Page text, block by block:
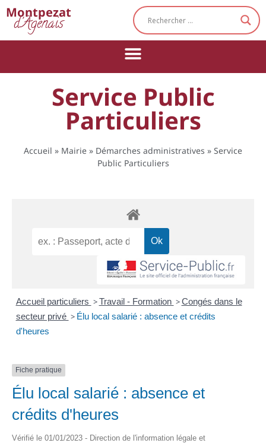
Montpezat
d'Agenais
Service Public
Particuliers
Accueil » Mairie » Démarches administratives » Service
Public Particuliers
Accueil particuliers > Travail - Formation > Congés dans le
secteur privé > Élu local salarié : absence et crédits
d'heures
Fiche pratique
Élu local salarié : absence et
crédits d'heures
Vérifié le 01/01/2023 - Direction de l'information légale et
Cookies management panel